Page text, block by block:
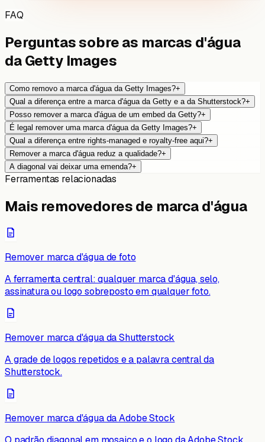
FAQ
Perguntas sobre as marcas d'água
da Getty Images
Como removo a marca d'água da Getty Images?+
Qual a diferença entre a marca d'água da Getty e a da Shutterstock?+
Posso remover a marca d'água de um embed da Getty?+
É legal remover uma marca d'água da Getty Images?+
Qual a diferença entre rights-managed e royalty-free aqui?+
Remover a marca d'água reduz a qualidade?+
A diagonal vai deixar uma emenda?+
Ferramentas relacionadas
Mais removedores de marca d'água
Remover marca d'água de foto
A ferramenta central: qualquer marca d'água, selo,
assinatura ou logo sobreposto em qualquer foto.
Remover marca d'água da Shutterstock
A grade de logos repetidos e a palavra central da
Shutterstock.
Remover marca d'água da Adobe Stock